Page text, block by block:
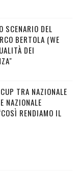
SCENARIO DEL
BERTOLA (WE
DEI
TRA NAZIONALE
NAZIONALE
RENDIAMO IL